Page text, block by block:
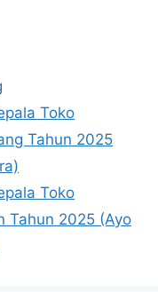
Toko
Tahun 2025
Toko
Tahun 2025 (Ayo